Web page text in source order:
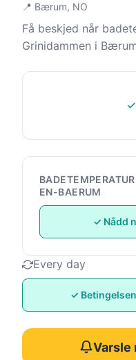
📍 Bærum, NO
Få beskjed når
Grinidammen i
EN-BAERUM
✓ Nådd
Every day
✓
Varsle